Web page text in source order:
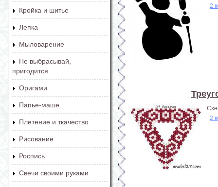
Кройка и шитье
Лепка
Мыловарение
Не выбрасывай,
пригодится
Оригами
Папье-маше
Плетение и ткачество
Рисование
Роспись
Свечи своими руками
2
2